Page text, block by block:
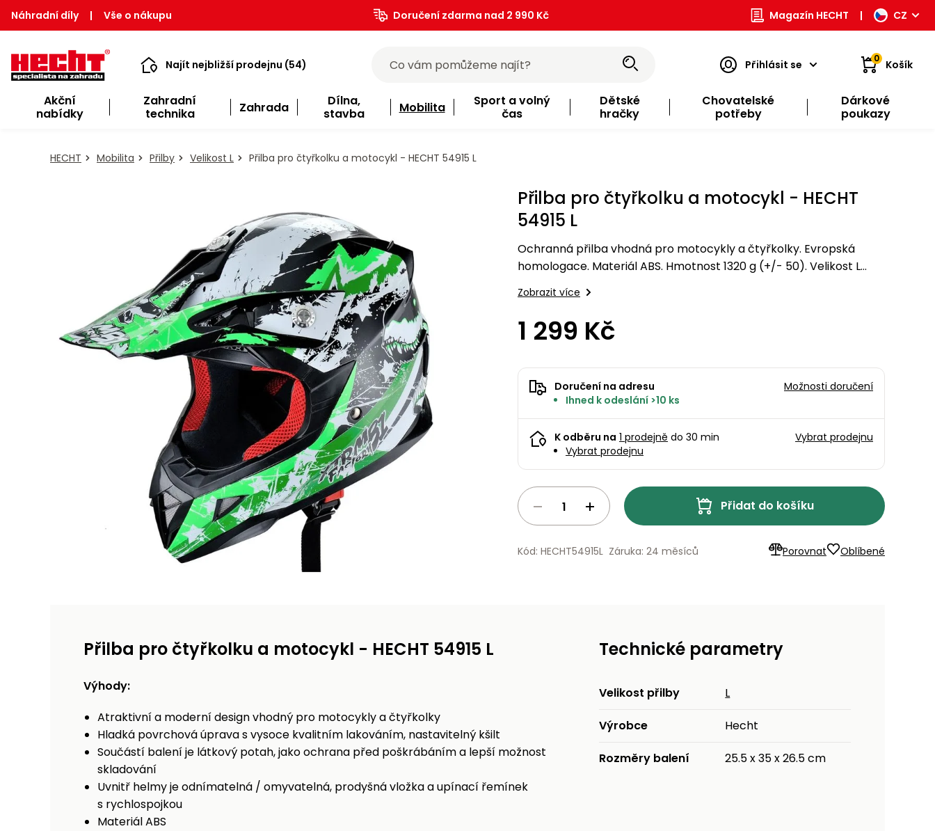
Náhradní díly | Vše o nákupu Doručení zdarma nad 2 990 Kč Magazín HECHT | CZ
Najít nejbližší prodejnu (54) Přihlásit se 0 Košík
Akční
nabídky
Zahradní
technika
Zahrada
Dílna,
stavba
Mobilita
Sport a volný
čas
Dětské
hračky
Chovatelské
potřeby
Dárkové
poukazy
HECHT Mobilita Přilby Velikost L Přilba pro čtyřkolku a motocykl - HECHT 54915 L
Přilba pro čtyřkolku a motocykl - HECHT
54915 L
Ochranná přilba vhodná pro motocykly a čtyřkolky. Evropská
homologace. Materiál ABS. Hmotnost 1320 g (+/- 50). Velikost L
(obvod hlavy 59 - 60 cm)
Zobrazit více
1 299 Kč
Doručení na adresu
Ihned k odeslání >10 ks
Možnosti doručení
K odběru na 1 prodejně do 30 min
Vybrat prodejnu
Vybrat prodejnu
Přidat do košíku
Porovnat Oblíbené
Kód: HECHT54915L Záruka: 24 měsíců
Přilba pro čtyřkolku a motocykl - HECHT 54915 L
Výhody:
Atraktivní a moderní design vhodný pro motocykly a čtyřkolky
Hladká povrchová úprava s vysoce kvalitním lakováním, nastavitelný kšilt
Součástí balení je látkový potah, jako ochrana před poškrábáním a lepší možnost
skladování
Uvnitř helmy je odnímatelná / omyvatelná, prodyšná vložka a upínací řemínek
s rychlospojkou
Materiál ABS
Technické parametry
Velikost přilby L
Výrobce Hecht
Rozměry balení 25.5 x 35 x 26.5 cm